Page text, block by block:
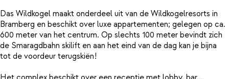
Das Wildkogel maakt onderdeel uit van de Wildkogelresorts in
Bramberg en beschikt over luxe appartementen; gelegen op ca.
600 meter van het centrum. Op slechts 100 meter bevindt zich
de Smaragdbahn skilift en aan het eind van de dag kan je bijna
tot de voordeur terugskiën!